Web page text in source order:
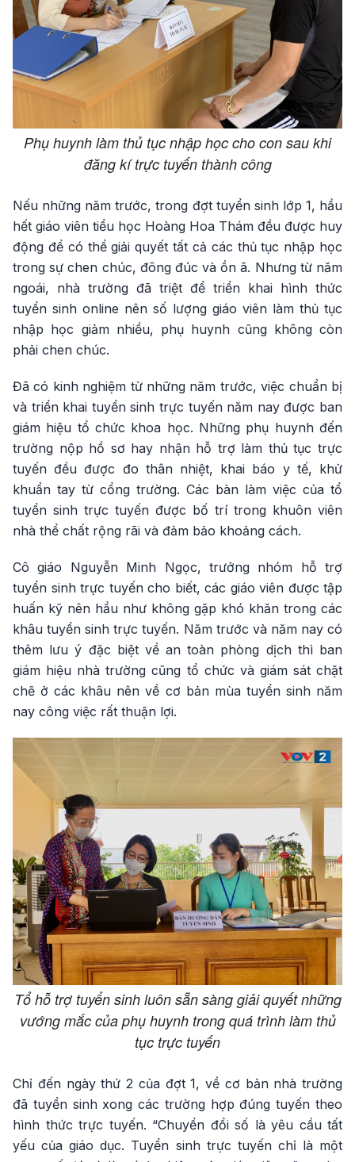
Phụ huynh làm thủ tục nhập học cho con sau khi
đăng kí trực tuyến thành công
Nếu những năm trước, trong đợt tuyển sinh lớp 1, hầu
hết giáo viên tiểu học Hoàng Hoa Thám đều được huy
động để có thể giải quyết tất cả các thủ tục nhập học
trong sự chen chúc, đông đúc và ồn ã. Nhưng từ năm
ngoái, nhà trường đã triệt để triển khai hình thức
tuyển sinh online nên số lượng giáo viên làm thủ tục
nhập học giảm nhiều, phụ huynh cũng không còn
phải chen chúc.
Đã có kinh nghiệm từ những năm trước, việc chuẩn bị
và triển khai tuyển sinh trực tuyến năm nay được ban
giám hiệu tổ chức khoa học. Những phụ huynh đến
trường nộp hồ sơ hay nhận hỗ trợ làm thủ tục trực
tuyến đều được đo thân nhiệt, khai báo y tế, khử
khuẩn tay từ cổng trường. Các bàn làm việc của tổ
tuyển sinh trực tuyến được bố trí trong khuôn viên
nhà thể chất rộng rãi và đảm bảo khoảng cách.
Cô giáo Nguyễn Minh Ngọc, trưởng nhóm hỗ trợ
tuyển sinh trực tuyến cho biết, các giáo viên được tập
huấn kỹ nên hầu như không gặp khó khăn trong các
khâu tuyển sinh trực tuyến. Năm trước và năm nay có
thêm lưu ý đặc biệt về an toàn phòng dịch thì ban
giám hiệu nhà trường cũng tổ chức và giám sát chặt
chẽ ở các khâu nên về cơ bản mùa tuyển sinh năm
nay công việc rất thuận lợi.
Tổ hỗ trợ tuyển sinh luôn sẵn sàng giải quyết những
vướng mắc của phụ huynh trong quá trình làm thủ
tục trực tuyến
Chỉ đến ngày thứ 2 của đợt 1, về cơ bản nhà trường
đã tuyển sinh xong các trường hợp đúng tuyến theo
hình thức trực tuyến. “Chuyển đổi số là yêu cầu tất
yếu của giáo dục. Tuyển sinh trực tuyến chỉ là một